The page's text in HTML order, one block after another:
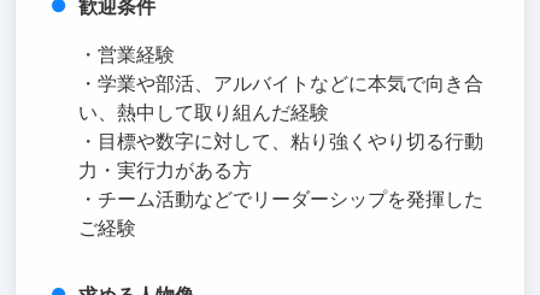
歓迎条件
・営業経験
・学業や部活、アルバイトなどに本気で向き合
い、熱中して取り組んだ経験
・目標や数字に対して、粘り強くやり切る行動
力・実行力がある方
・チーム活動などでリーダーシップを発揮した
ご経験